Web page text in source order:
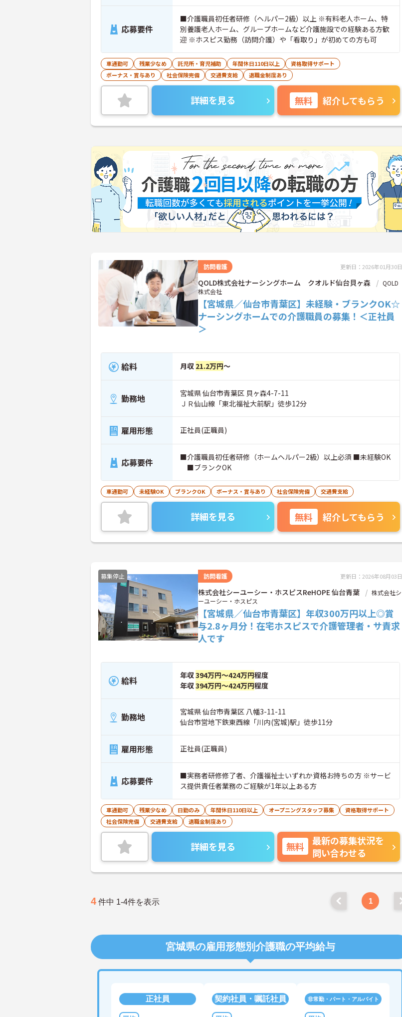
応募要件
■介護職員初任者研修（ヘルパー2級）以上 ※有料老人ホーム、特
別養護老人ホーム、グループホームなど介護施設での経験ある方歓
迎 ※ホスピス勤務（訪問介護）や「看取り」が初めての方も可
車通勤可 残業少なめ 託児所・育児補助 年間休日110日以上
資格取得サポート
ボーナス・賞与あり
社会保険完備 交通費支給 退職金制度あり
詳細を見る 無料 紹介してもらう
訪問看護 更新日：2026年01月30日
QOLD株式会社ナーシングホーム クオルド仙台貝ヶ森
QOLD
株式会社
【宮城県／仙台市青葉区】未経験・ブランクOK☆
ナーシングホームでの介護職員の募集！＜正社員
＞
給料 月収 21.2万円～
勤務地
宮城県 仙台市青葉区 貝ヶ森4-7-11
ＪＲ仙山線「東北福祉大前駅」徒歩12分
雇用形態 正社員(正職員)
応募要件
■介護職員初任者研修（ホームヘルパー2級）以上必須 ■未経験OK
■ブランクOK
車通勤可 未経験OK ブランクOK ボーナス・賞与あり 社会保険完備 交通費支給
詳細を見る 無料 紹介してもらう
募集停止 訪問看護 更新日：2026年08月03日
株式会社シーユーシー・ホスピスReHOPE 仙台青葉
株式会社シ
ーユーシー・ホスピス
【宮城県／仙台市青葉区】年収300万円以上◎賞
与2.8ヶ月分！在宅ホスピスで介護管理者・サ責求
人です
給料 年収394万円～424万円程度
年収394万円～424万円程度
勤務地
宮城県 仙台市青葉区 八幡3-11-11
仙台市営地下鉄東西線「川内(宮城)駅」徒歩11分
雇用形態 正社員(正職員)
応募要件
■実務者研修修了者、介護福祉士いずれか資格お持ちの方 ※サービ
ス提供責任者業務のご経験が1年以上ある方
車通勤可 残業少なめ 日勤のみ 年間休日110日以上 オープニングスタッフ募集
資格取得サポート
社会保険完備
交通費支給 退職金制度あり
詳細を見る 無料
最新の募集状況を
問い合わせる
4 件中 1-4件を表示 1
宮城県の雇用形態別介護職の平均給与
正社員 契約社員・嘱託社員 非常勤・パート・アルバイト